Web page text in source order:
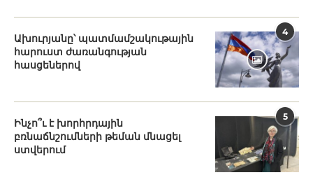
4
Ախուրյանը՝ պատմամշակութային
հարուստ ժառանգության
հասցեներով
5
Ինչո՞ւ է խորհրդային
բռնաճնշումների թեման մնացել
ստվերում